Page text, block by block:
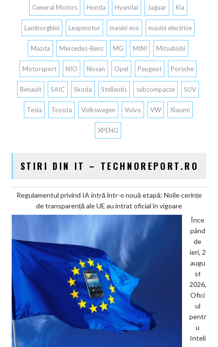
General Motors Honda Hyundai Jaguar Kia
Lamborghini Leapmotor masini eco masini electrice
Mazda Mercedes-Benz MG MINI Mitsubishi
Motorsport NIO Nissan Opel Peugeot Porsche
Renault SAIC Skoda Stellantis subcompacte SUV
Tesla Toyota Volkswagen Volvo VW Xiaomi
XPENG
STIRI DIN IT – TECHNOREPORT.RO
Regulamentul privind IA intră într-o nouă etapă: Noile cerințe
de transparență ale UE au intrat oficial în vigoare
Înce
pând
de
ieri, 2
augu
st
2026,
Ofici
ul
pentr
u
Inteli